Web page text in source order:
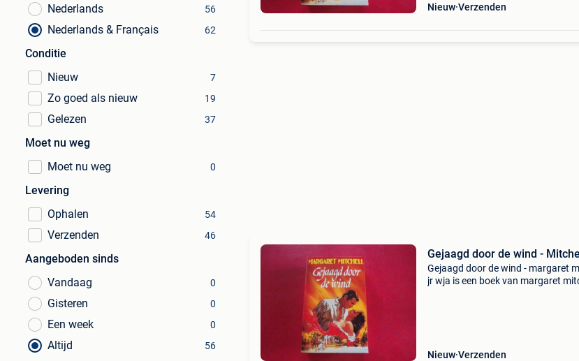
Nederlands 56
Nederlands & Français 62
Conditie
Nieuw
7
Zo goed als nieuw 19
Gelezen 37
Moet nu weg
Moet nu weg
0
Levering
Ophalen
54
Verzenden 46
Aangeboden sinds
Vandaag
0
Gisteren 0
Een week 0
Altijd 56
Nieuw Verzenden
Gejaagd door de wind -
Gejaagd door de wind - margaret
jr wja is een boek van margaret
Nieuw Verzenden